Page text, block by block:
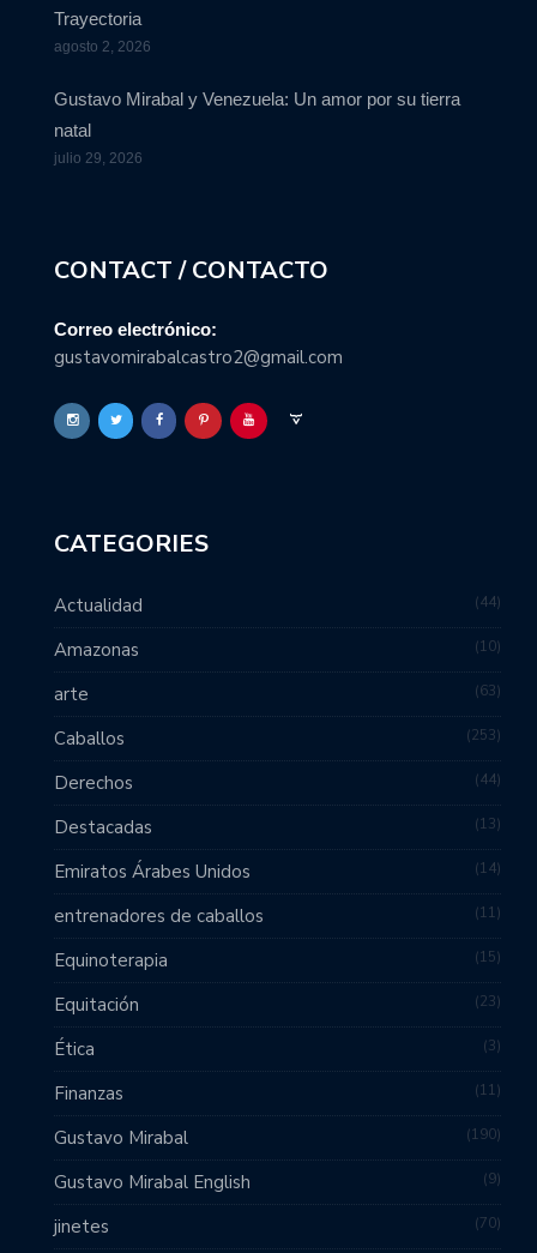
Trayectoria
agosto 2, 2026
Gustavo Mirabal y Venezuela: Un amor por su tierra
natal
julio 29, 2026
CONTACT / CONTACTO
Correo electrónico:
gustavomirabalcastro2@gmail.com
CATEGORIES
Actualidad 44
Amazonas 10
arte 63
Caballos 253
Derechos 44
Destacadas 13
Emiratos Árabes Unidos 14
entrenadores de caballos 11
Equinoterapia 15
Equitación 23
Ética 3
Finanzas 11
Gustavo Mirabal 190
Gustavo Mirabal English 9
jinetes 70